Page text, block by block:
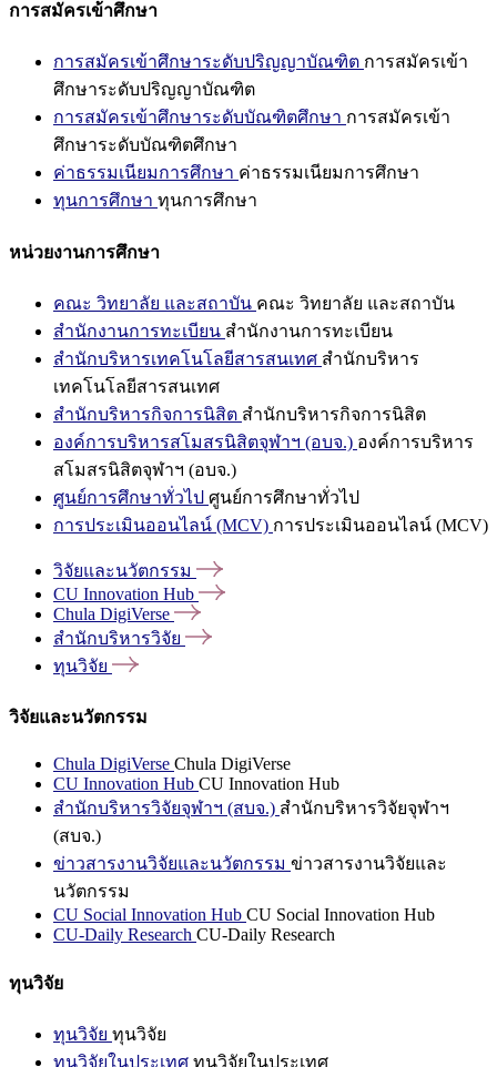
การสมัครเข้าศึกษา
การสมัครเข้าศึกษาระดับปริญญาบัณฑิต การสมัครเข้า
ศึกษาระดับปริญญาบัณฑิต
การสมัครเข้าศึกษาระดับบัณฑิตศึกษา การสมัครเข้า
ศึกษาระดับบัณฑิตศึกษา
ค่าธรรมเนียมการศึกษา ค่าธรรมเนียมการศึกษา
ทุนการศึกษา ทุนการศึกษา
หน่วยงานการศึกษา
คณะ วิทยาลัย และสถาบัน คณะ วิทยาลัย และสถาบัน
สำนักงานการทะเบียน สำนักงานการทะเบียน
สำนักบริหารเทคโนโลยีสารสนเทศ สำนักบริหาร
เทคโนโลยีสารสนเทศ
สำนักบริหารกิจการนิสิต สำนักบริหารกิจการนิสิต
องค์การบริหารสโมสรนิสิตจุฬาฯ (อบจ.) องค์การบริหาร
สโมสรนิสิตจุฬาฯ (อบจ.)
ศูนย์การศึกษาทั่วไป ศูนย์การศึกษาทั่วไป
การประเมินออนไลน์ (MCV) การประเมินออนไลน์ (MCV)
วิจัยและนวัตกรรม
CU Innovation Hub
Chula DigiVerse
สำนักบริหารวิจัย
ทุนวิจัย
วิจัยและนวัตกรรม
Chula DigiVerse Chula DigiVerse
CU Innovation Hub CU Innovation Hub
สำนักบริหารวิจัยจุฬาฯ (สบจ.) สำนักบริหารวิจัยจุฬาฯ
(สบจ.)
ข่าวสารงานวิจัยและนวัตกรรม ข่าวสารงานวิจัยและ
นวัตกรรม
CU Social Innovation Hub CU Social Innovation Hub
CU-Daily Research CU-Daily Research
ทุนวิจัย
ทุนวิจัย ทุนวิจัย
ทุนวิจัยในประเทศ ทุนวิจัยในประเทศ